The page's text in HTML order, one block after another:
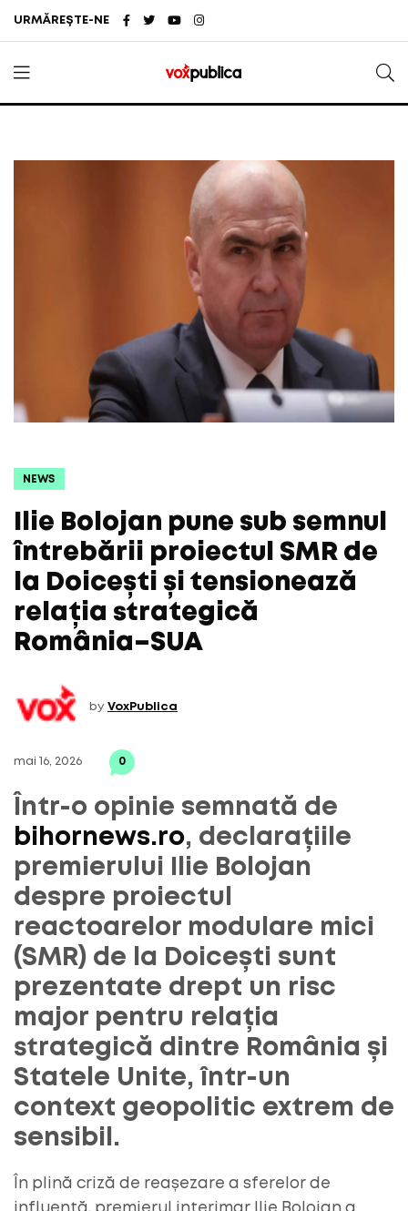
URMĂREȘTE-NE
NEWS
Ilie Bolojan pune sub semnul
întrebării proiectul SMR de
la Doicești și tensionează
relația strategică
România–SUA
by VoxPublica
mai 16, 2026 0
Într-o opinie semnată de
bihornews.ro, declarațiile
premierului Ilie Bolojan
despre proiectul
reactoarelor modulare mici
(SMR) de la Doicești sunt
prezentate drept un risc
major pentru relația
strategică dintre România și
Statele Unite, într-un
context geopolitic extrem de
sensibil.
În plină criză de reașezare a sferelor de